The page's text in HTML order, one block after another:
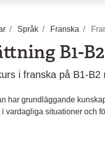
Språk Franska
B1-B2
i franska på B1-B2
har grundläggande
vardagliga situationer och